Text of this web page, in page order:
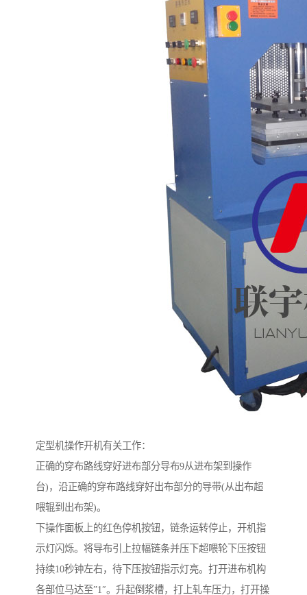
定型机操作开机有关工作：
正确的穿布路线穿好进布部分导布9从进布架到操作
台)，沿正确的穿布路线穿好出布部分的导带(从出布超
喂辊到出布架)。
下操作面板上的红色停机按钮，链条运转停止，开机指
示灯闪烁。将导布引上拉幅链条并压下超喂轮下压按钮
持续10秒钟左右，待下压按钮指示灯亮。打开进布机构
各部位马达至”1″。升起倒浆槽，打上轧车压力，打开操